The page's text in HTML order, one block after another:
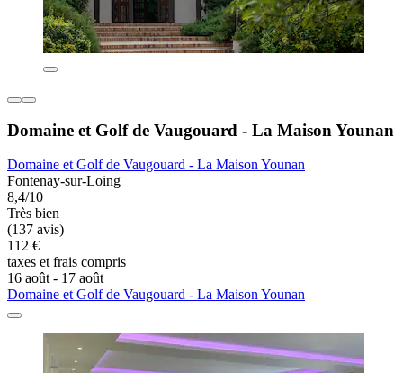
Domaine et Golf de Vaugouard - La Maison Younan
Domaine et Golf de Vaugouard - La Maison Younan
Fontenay-sur-Loing
8,4/10
Très bien
(137 avis)
112 €
taxes et frais compris
16 août - 17 août
Domaine et Golf de Vaugouard - La Maison Younan